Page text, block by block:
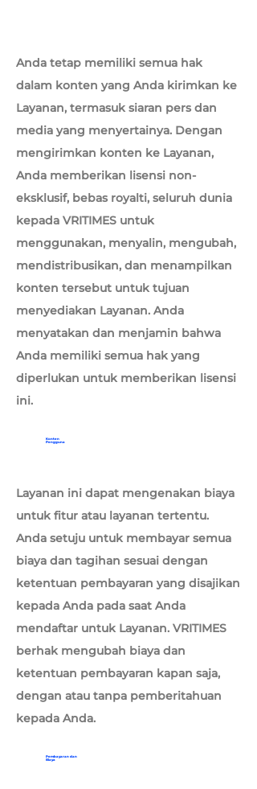
Anda tetap memiliki semua hak
dalam konten yang Anda kirimkan ke
Layanan, termasuk siaran pers dan
media yang menyertainya. Dengan
mengirimkan konten ke Layanan,
Anda memberikan lisensi non-
eksklusif, bebas royalti, seluruh dunia
kepada VRITIMES untuk
menggunakan, menyalin, mengubah,
mendistribusikan, dan menampilkan
konten tersebut untuk tujuan
menyediakan Layanan. Anda
menyatakan dan menjamin bahwa
Anda memiliki semua hak yang
diperlukan untuk memberikan lisensi
ini.
Konten
Pengguna
Layanan ini dapat mengenakan biaya
untuk fitur atau layanan tertentu.
Anda setuju untuk membayar semua
biaya dan tagihan sesuai dengan
ketentuan pembayaran yang disajikan
kepada Anda pada saat Anda
mendaftar untuk Layanan. VRITIMES
berhak mengubah biaya dan
ketentuan pembayaran kapan saja,
dengan atau tanpa pemberitahuan
kepada Anda.
Pembayaran dan
Biaya